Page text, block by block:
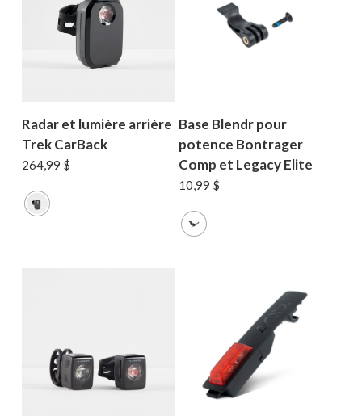
Radar et lumière arrière
Trek CarBack
264,99 $
Base Blendr pour
potence Bontrager
Comp et Legacy Elite
10,99 $